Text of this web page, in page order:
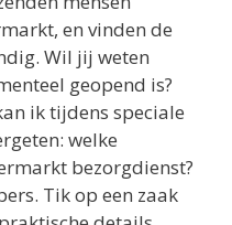
en vinden de
Wil jij weten
geopend is?
ik tijdens speciale
welke
bezorgdienst?
Tik op een zaak